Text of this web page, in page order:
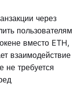
через
пользователям
вместо ETH,
взаимодействие
не требуется